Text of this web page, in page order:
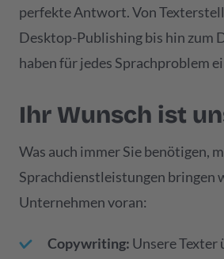
perfekte Antwort. Von
Desktop-Publishing bis hin zum
haben für jedes Sprachproblem
Ihr Wunsch ist
Was auch immer Sie benötigen,
Sprachdienstleistungen bringen
Unternehmen voran:
Copywriting: Unsere